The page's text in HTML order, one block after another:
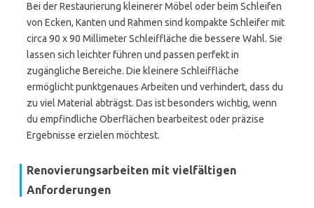
Bei der Restaurierung kleinerer Möbel oder beim Schleifen
von Ecken, Kanten und Rahmen sind kompakte Schleifer mit
circa 90 x 90 Millimeter Schleiffläche die bessere Wahl. Sie
lassen sich leichter führen und passen perfekt in
zugängliche Bereiche. Die kleinere Schleiffläche
ermöglicht punktgenaues Arbeiten und verhindert, dass du
zu viel Material abträgst. Das ist besonders wichtig, wenn
du empfindliche Oberflächen bearbeitest oder präzise
Ergebnisse erzielen möchtest.
Renovierungsarbeiten mit vielfältigen
Anforderungen